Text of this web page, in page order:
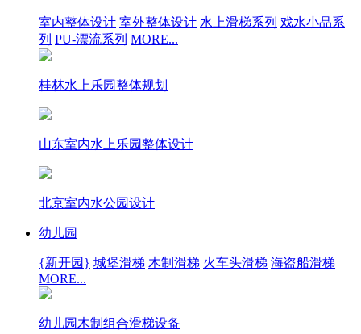
室内整体设计 室外整体设计 水上滑梯系列 戏水小品系
列 PU-漂流系列 MORE...
桂林水上乐园整体规划
山东室内水上乐园整体设计
北京室内水公园设计
幼儿园
{新开园} 城堡滑梯 木制滑梯 火车头滑梯 海盗船滑梯
MORE...
幼儿园木制组合滑梯设备